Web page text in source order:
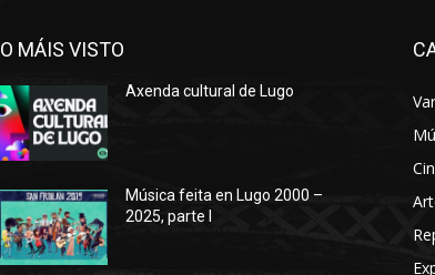
O MÁIS VISTO
Axenda cultural de Lugo
Música feita en Lugo 2000 –
2025, parte I